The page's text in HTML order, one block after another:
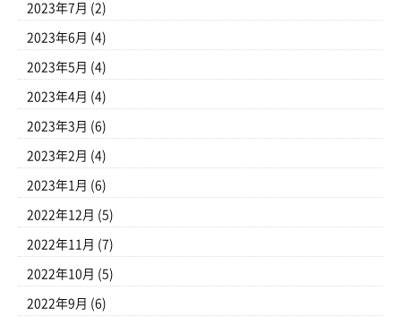
2023年7月 (2)
2023年6月 (4)
2023年5月 (4)
2023年4月 (4)
2023年3月 (6)
2023年2月 (4)
2023年1月 (6)
2022年12月 (5)
2022年11月 (7)
2022年10月 (5)
2022年9月 (6)